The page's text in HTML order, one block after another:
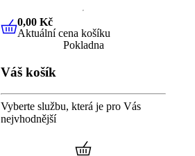
0,00 KčAktuální cena košíku
0,00 Kč
Aktuální cena košíku
Pokladna
Váš košík
Vyberte službu, která je pro Vás
nejvhodnější